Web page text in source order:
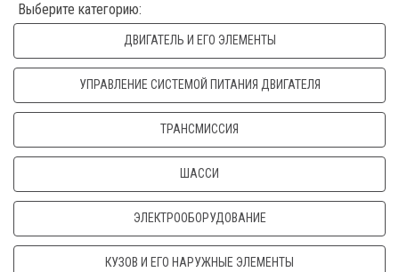
Выберите категорию:
ДВИГАТЕЛЬ И ЕГО ЭЛЕМЕНТЫ
УПРАВЛЕНИЕ СИСТЕМОЙ ПИТАНИЯ ДВИГАТЕЛЯ
ТРАНСМИССИЯ
ШАССИ
ЭЛЕКТРООБОРУДОВАНИЕ
КУЗОВ И ЕГО НАРУЖНЫЕ ЭЛЕМЕНТЫ